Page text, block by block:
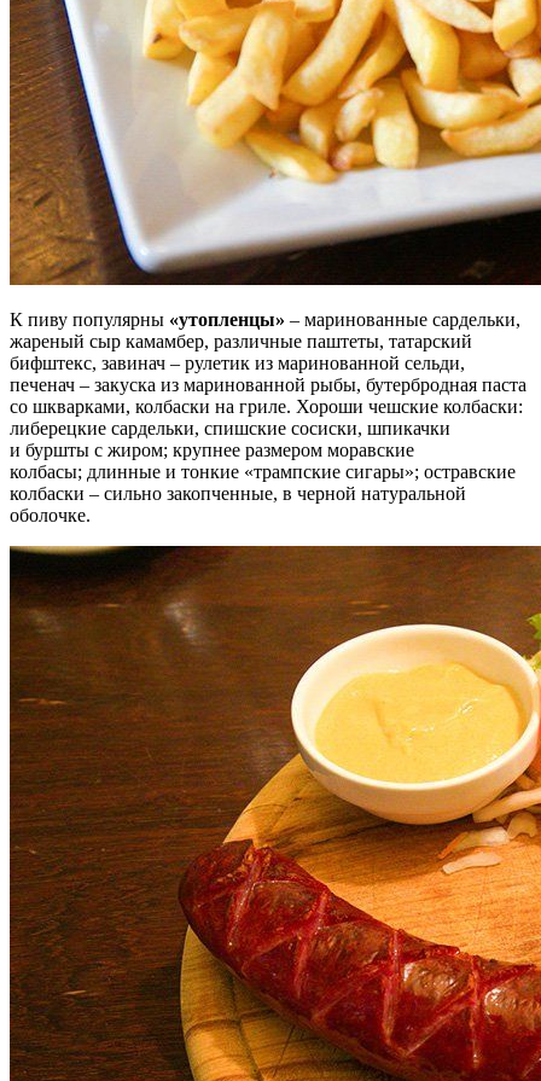
К пиву популярны «утопленцы» – маринованные сардельки,
жареный сыр камамбер, различные паштеты, татарский
бифштекс, завинач – рулетик из маринованной сельди,
печенач – закуска из маринованной рыбы, бутербродная паста
со шкварками, колбаски на гриле. Хороши чешские колбаски:
либерецкие сардельки, спишские сосиски, шпикачки
и буршты с жиром; крупнее размером моравские
колбасы; длинные и тонкие «трампские сигары»; остравские
колбаски – сильно закопченные, в черной натуральной
оболочке.